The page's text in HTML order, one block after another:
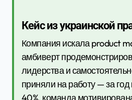
Кейс из украинской
Компания искала product manager. Кандидат-
амбиверт
лидерства и
приняли на работу — за
40%, команда